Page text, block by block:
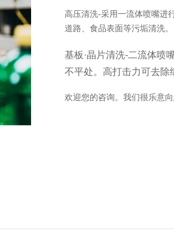
高压清洗-采用一流体喷嘴进
道路、食品表面等污垢清洗。
基板·晶片清洗-二流体喷
不平处。高打击力可去除
欢迎您的咨询。我们很乐意